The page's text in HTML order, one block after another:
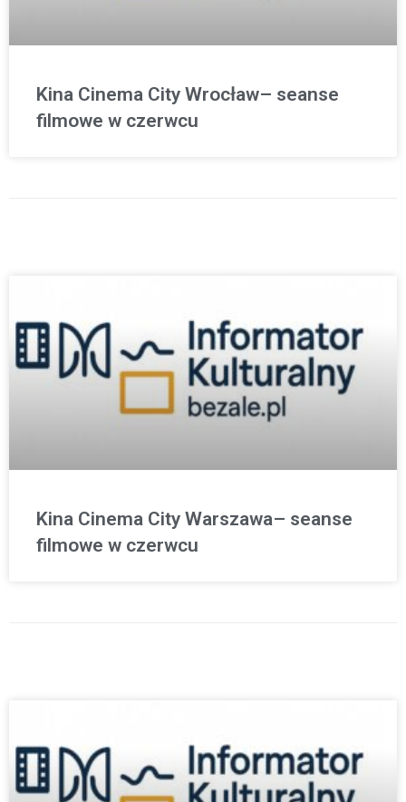
Kina Cinema City Wrocław– seanse
filmowe w czerwcu
Kina Cinema City Warszawa– seanse
filmowe w czerwcu